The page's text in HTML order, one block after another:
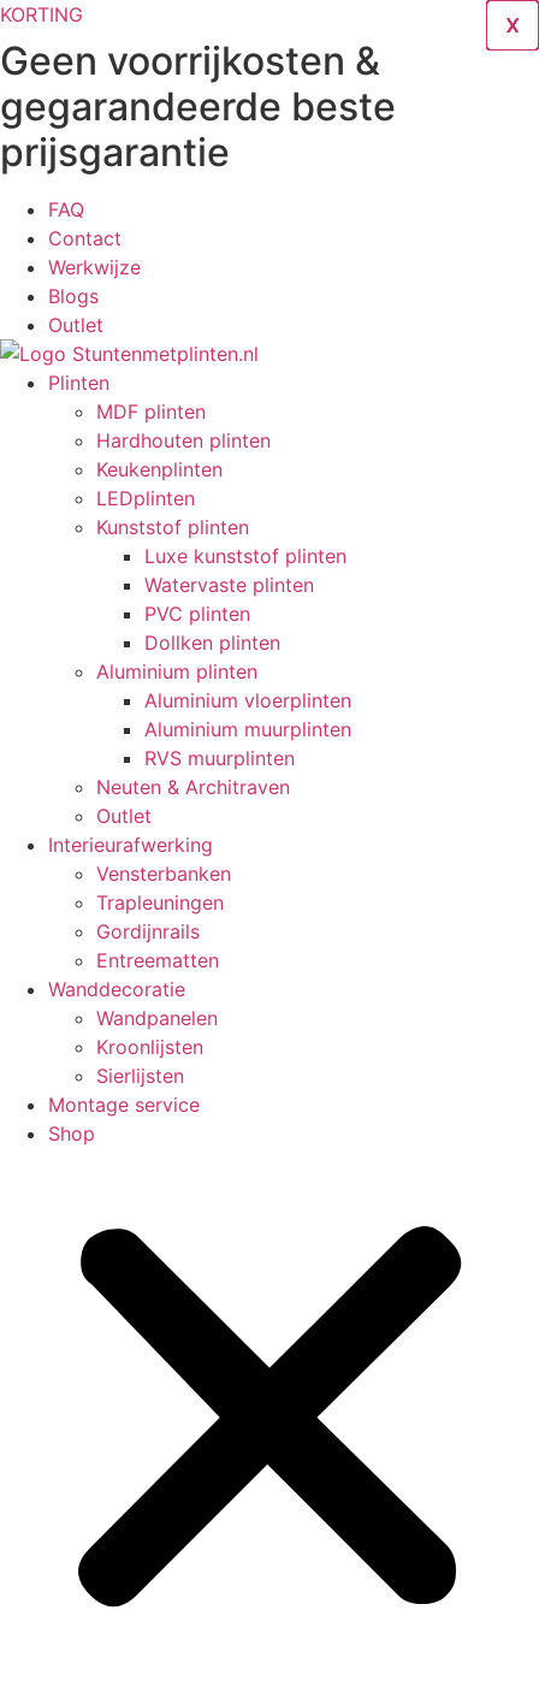
Ga
naar
de
inhoud
KORTING
Geen voorrijkosten &
gegarandeerde beste
prijsgarantie
FAQ
Contact
Werkwijze
Blogs
Outlet
Plinten
MDF plinten
Hardhouten plinten
Keukenplinten
LEDplinten
Kunststof plinten
Luxe kunststof plinten
Watervaste plinten
PVC plinten
Dollken plinten
Aluminium plinten
Aluminium vloerplinten
Aluminium muurplinten
RVS muurplinten
Neuten & Architraven
Outlet
Interieurafwerking
Vensterbanken
Trapleuningen
Gordijnrails
Entreematten
Wanddecoratie
Wandpanelen
Kroonlijsten
Sierlijsten
Montage service
Shop
X
X
X
X
X
X
X
X
X